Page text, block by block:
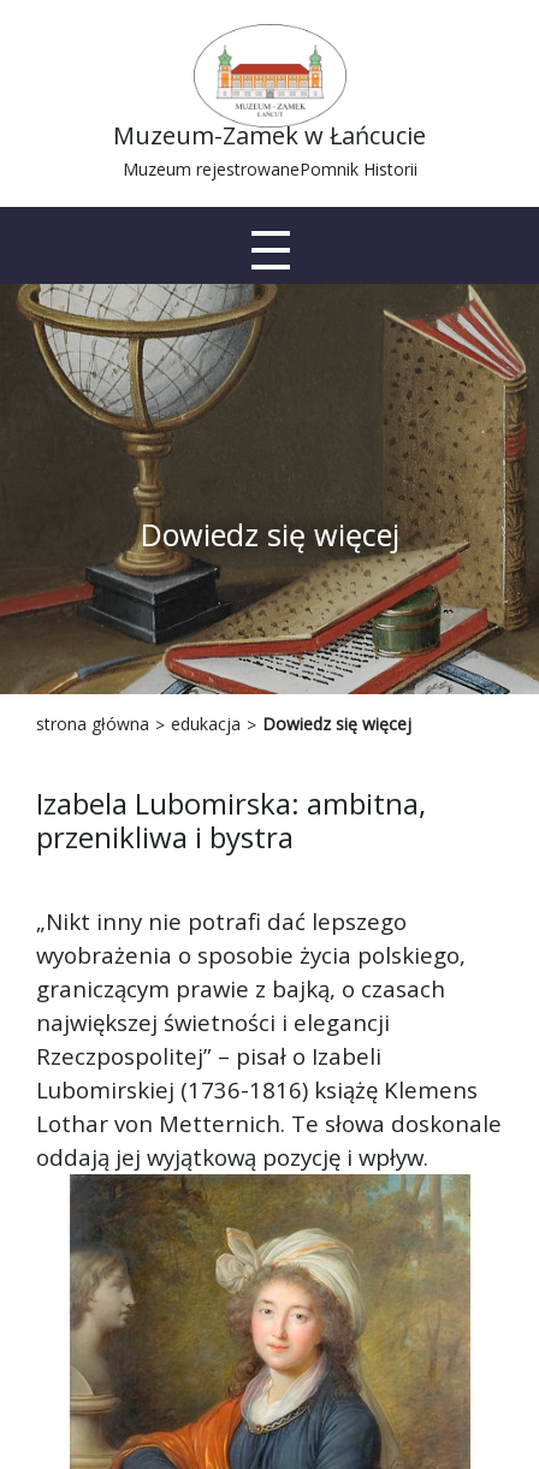
Muzeum-Zamek w Łańcucie
Muzeum rejestrowanePomnik Historii
Dowiedz się więcej
strona główna edukacja Dowiedz się więcej
Izabela Lubomirska: ambitna,
przenikliwa i bystra
„Nikt inny nie potrafi dać lepszego
wyobrażenia o sposobie życia polskiego,
graniczącym prawie z bajką, o czasach
największej świetności i elegancji
Rzeczpospolitej” – pisał o Izabeli
Lubomirskiej (1736-1816) książę Klemens
Lothar von Metternich. Te słowa doskonale
oddają jej wyjątkową pozycję i wpływ.